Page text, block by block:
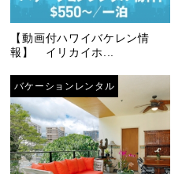
【動画付ハワイバケレン情
報】 イリカイホ...
バケーションレンタル